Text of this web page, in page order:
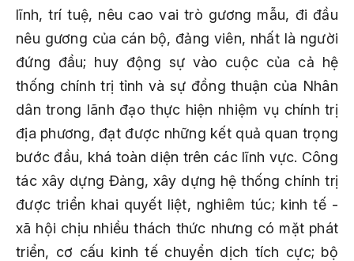
lĩnh, trí tuệ, nêu cao vai trò gương mẫu, đi đầu
nêu gương của cán bộ, đảng viên, nhất là người
đứng đầu; huy động sự vào cuộc của cả hệ
thống chính trị tỉnh và sự đồng thuận của Nhân
dân trong lãnh đạo thực hiện nhiệm vụ chính trị
địa phương, đạt được những kết quả quan trọng
bước đầu, khá toàn diện trên các lĩnh vực. Công
tác xây dựng Đảng, xây dựng hệ thống chính trị
được triển khai quyết liệt, nghiêm túc; kinh tế -
xã hội chịu nhiều thách thức nhưng có mặt phát
triển, cơ cấu kinh tế chuyển dịch tích cực; bộ